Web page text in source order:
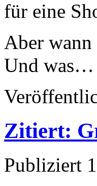
für eine
Aber wann
Und was…
Zitiert:
Publiziert